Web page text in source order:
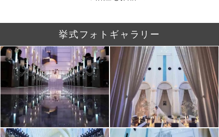
挙式フォトギャラリー